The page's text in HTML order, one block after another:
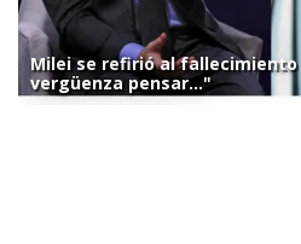
Milei se refirió al fallecimiento
vergüenza pensar..."